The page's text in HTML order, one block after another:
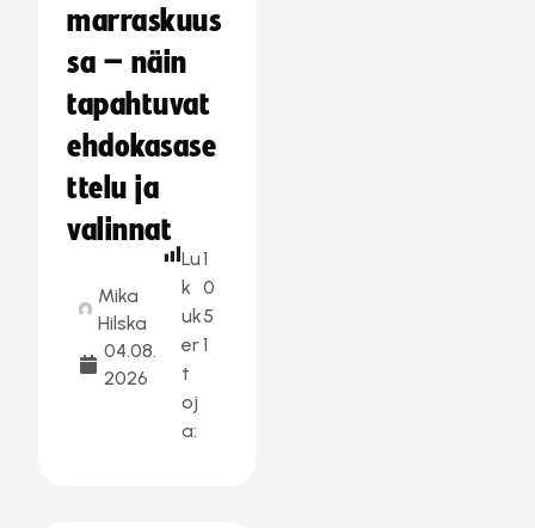
marraskuus
sa – näin
tapahtuvat
ehdokasase
ttelu ja
valinnat
Mika
Hilska
04.08.
2026
Lu
k
uk
er
t
oj
a:
1
0
5
1